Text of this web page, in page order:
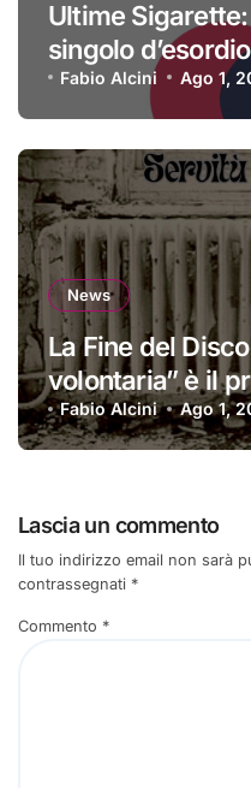
Ultime Sigarette:
singolo d’esordio
Fabio Alcini Ago 1,
News
La Fine del
volontaria” è il
Fabio Alcini Ago 1,
Lascia un commento
Il tuo indirizzo email non sarà
contrassegnati *
Commento *